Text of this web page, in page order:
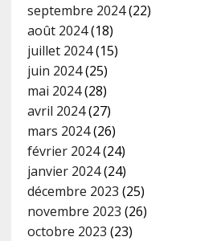
septembre 2024(22)
août 2024(18)
juillet 2024(15)
juin 2024(25)
mai 2024(28)
avril 2024(27)
mars 2024(26)
février 2024(24)
janvier 2024(24)
décembre 2023 (25)
novembre 2023 (26)
octobre 2023 (23)